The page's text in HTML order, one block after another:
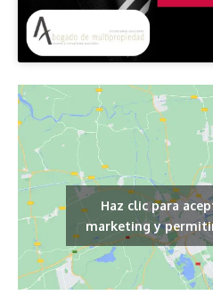
Haz clic para
marketing y